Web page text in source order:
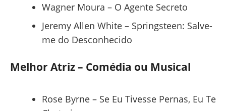
Wagner Moura – O Agente Secreto
Jeremy Allen White – Springsteen: Salve-
me do Desconhecido
Melhor Atriz – Comédia ou Musical
Rose Byrne – Se Eu Tivesse Pernas, Eu Te